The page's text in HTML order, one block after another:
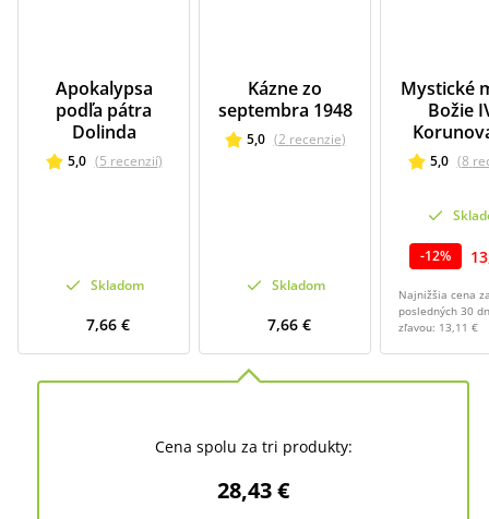
Apokalypsa
podľa pátra
Dolinda
5,0 (5 recenzií)
Skladom
7,66 €
Kázne zo
septembra 1948
5,0 (2 recenzie)
Skladom
7,66 €
Mystické
Božie
5,0 (8
-12%
Najnižšia cena
posledných 30
zľavou: 13,11 €
Cena spolu za tri produkty:
28,43 €